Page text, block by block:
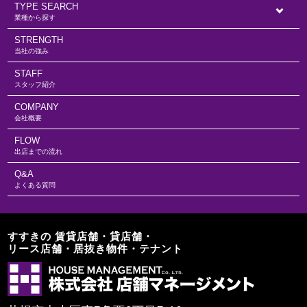
業種から探す
TYPE SEARCH
当社の強み
STRENGTH
スタッフ紹介
STAFF
会社概要
COMPANY
出店までの流れ
FLOW
よくある質問
Q&A
すすきの 賃貸店舗・貸店舗・
リース店舗・居抜き物件・テナント